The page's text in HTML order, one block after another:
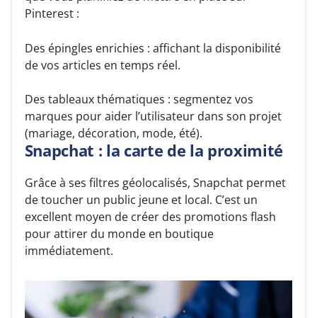
Pinterest :
Des épingles enrichies : affichant la disponibilité
de vos articles en temps réel.
Des tableaux thématiques : segmentez vos
marques pour aider l’utilisateur dans son projet
(mariage, décoration, mode, été).
Snapchat : la carte de la proximité
Grâce à ses filtres géolocalisés, Snapchat permet
de toucher un public jeune et local. C’est un
excellent moyen de créer des promotions flash
pour attirer du monde en boutique
immédiatement.